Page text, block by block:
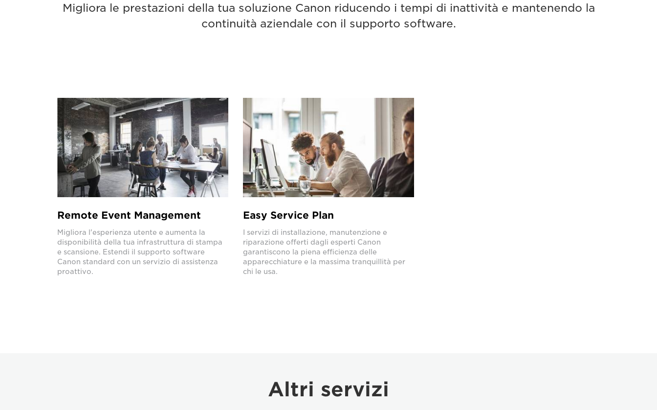
Migliora le prestazioni della tua soluzione Canon riducendo i tempi di inattività e mantenendo la
continuità aziendale con il supporto software.
Remote Event Management
Migliora l'esperienza utente e aumenta la
disponibilità della tua infrastruttura di stampa
e scansione. Estendi il supporto software
Canon standard con un servizio di assistenza
proattivo.
Easy Service Plan
I servizi di installazione, manutenzione e
riparazione offerti dagli esperti Canon
garantiscono la piena efficienza delle
apparecchiature e la massima tranquillità per
chi le usa.
Altri servizi